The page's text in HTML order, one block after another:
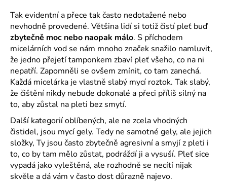
Tak evidentní a přece tak často nedotažené nebo
nevhodně provedené. Většina lidí si totiž čistí pleť buď
zbytečně moc nebo naopak málo. S příchodem
micelárních vod se nám mnoho značek snažilo namluvit,
že jedno přejetí tamponkem zbaví pleť všeho, co na ni
nepatří. Zapomněli se ovšem zmínit, co tam zanechá.
Každá micelárka je vlastně slabý mycí roztok. Tak slabý,
že čištění nikdy nebude dokonalé a přeci příliš silný na
to, aby zůstal na pleti bez smytí.
Další kategorií oblíbených, ale ne zcela vhodných
čistidel, jsou mycí gely. Tedy ne samotné gely, ale jejich
složky, Ty jsou často zbytečně agresivní a smyjí z pleti i
to, co by tam mělo zůstat, podráždí ji a vysuší. Pleť sice
vypadá jako vyleštěná, ale rozhodně se necítí nijak
skvěle a dá vám v často dost důrazně najevo.
e
t
e
n
a
j
í
t
?
HLEDAT